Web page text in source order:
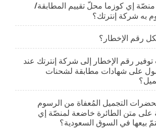
إي كوزما محلّ تقييم المطابقة/
به شركة إنترتك؟
رقم الإخطار؟
رقم الإخطار إلى شركة إنترتك عند
على شهادات مطابقة لشحنات
التجميل المُعفاة من الرسوم
على متن الطائرة خاضعة لمنصّة إي
بيعها في السوق السعودية؟